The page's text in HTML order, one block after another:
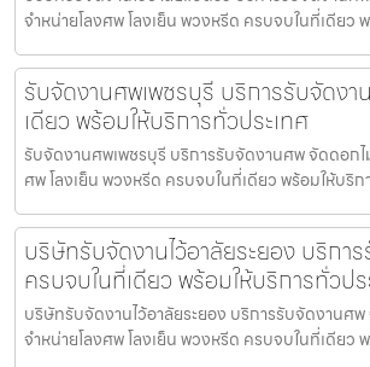
จำหน่ายโลงศพ โลงเย็น พวงหรีด ครบจบในที่เดียว
รับจัดงานศพเพชรบุรี บริการรับจัดง
เดียว พร้อมให้บริการทั่วประเทศ
รับจัดงานศพเพชรบุรี บริการรับจัดงานศพ จัดดอกไ
ศพ โลงเย็น พวงหรีด ครบจบในที่เดียว พร้อมให้บริก
บริษัทรับจัดงานไว้อาลัยระยอง บริกา
ครบจบในที่เดียว พร้อมให้บริการทั่วปร
บริษัทรับจัดงานไว้อาลัยระยอง บริการรับจัดงานศ
จำหน่ายโลงศพ โลงเย็น พวงหรีด ครบจบในที่เดียว